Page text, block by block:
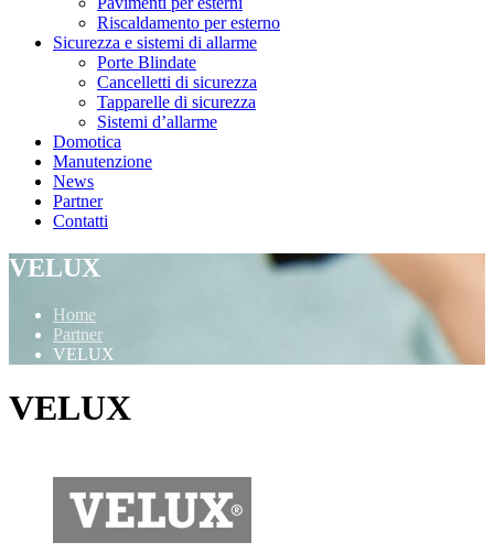
Riscaldamento per esterno
Sicurezza e sistemi di allarme
Porte Blindate
Cancelletti di sicurezza
Tapparelle di sicurezza
Sistemi d’allarme
Domotica
Manutenzione
News
Partner
Contatti
VELUX
Home
Partner
VELUX
VELUX